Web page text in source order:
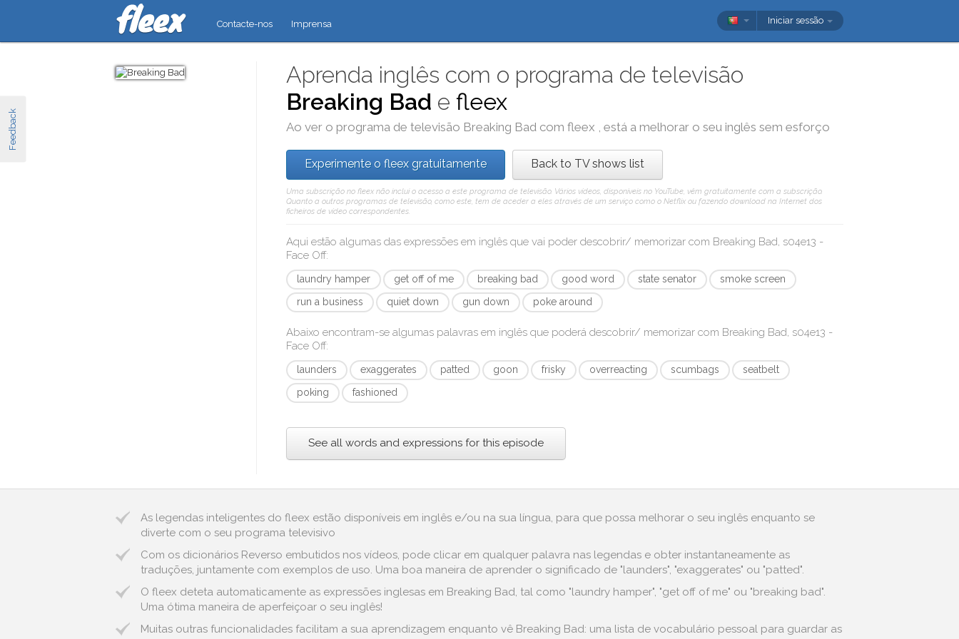
Feedback
Contacte-nos Imprensa Iniciar sessão
Aprenda inglês com o programa de televisão
Breaking Bad e fleex
Ao ver o programa de televisão Breaking Badcom fleex , está a melhorar o seu inglês sem esforço
Experimente o fleex gratuitamente Back to TV shows list
Uma subscrição no fleex não inclui o acesso a este programa de televisão. Vários vídeos, disponíveis no YouTube, vêm gratuitamente com a subscrição.
Quanto a outros programas de televisão, como este, tem de aceder a eles através de um serviço como o Netflix ou fazendo download na Internet dos
ficheiros de vídeo correspondentes.
Aqui estão algumas das expressões em inglês que vai poder descobrir/ memorizar com Breaking Bad, s04e13 -
Face Off:
laundry hamper get off of me breaking bad good word state senator
smoke screen
run a business
quiet down gun down poke around
Abaixo encontram-se algumas palavras em inglês que poderá descobrir/ memorizar com Breaking Bad, s04e13 -
Face Off:
launders exaggerates patted goon frisky overreacting scumbags
seatbelt
poking
fashioned
See all words and expressions for this episode
As legendas inteligentes do fleex estão disponíveis em inglês e/ou na sua língua, para que possa melhorar o seu inglês enquanto se
diverte com o seu programa televisivo
Com os dicionários Reverso embutidos nos vídeos, pode clicar em qualquer palavra nas legendas e obter instantaneamente as
traduções, juntamente com exemplos de uso. Uma boa maneira de aprender o significado de "launders", "exaggerates" ou "patted".
O fleex deteta automaticamente as expressões inglesas em Breaking Bad, tal como "laundry hamper", "get off of me" ou "breaking bad".
Uma ótima maneira de aperfeiçoar o seu inglês!
Muitas outras funcionalidades facilitam a sua aprendizagem enquanto vê Breaking Bad: uma lista de vocabulário pessoal para guardar as